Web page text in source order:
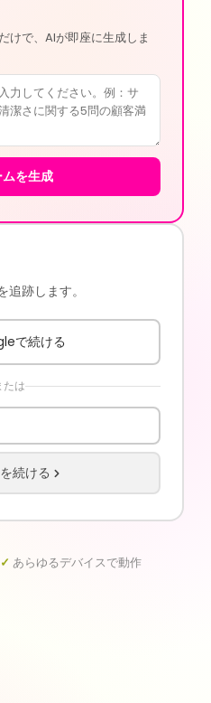
けで、AIが即座に生成しま
を生成
跡します。
で続ける
たは
続ける
✓ あらゆるデバイスで動作